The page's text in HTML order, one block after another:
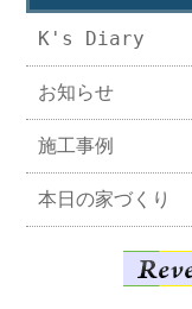
K's Diary
お知らせ
施工事例
本日の家づくり